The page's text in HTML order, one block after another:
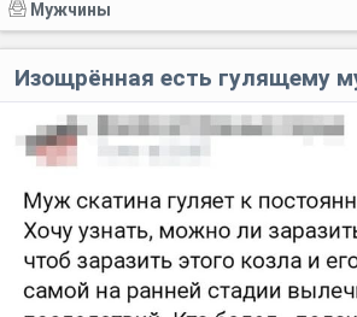
Мужчины
Изощрённая есть гулящему